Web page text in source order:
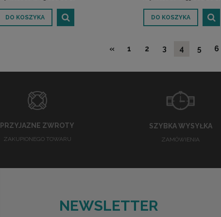
DO KOSZYKA DO KOSZYKA
« 1 2 3 4 5 6
PRZYJAZNE ZWROTY
ZAKUPIONEGO TOWARU
SZYBKA WYSYŁKA
ZAMÓWIENIA
NEWSLETTER